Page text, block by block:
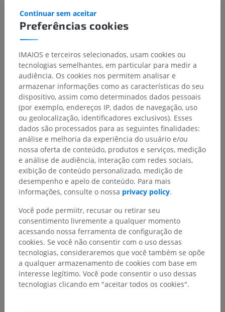
Hierarquia anatômica
Anatomia humana 2
Preferências cookies
Continuar sem aceitar
IMAIOS e terceiros selecionados, usam cookies ou
tecnologias semelhantes, em particular para medir a
audiência. Os cookies nos permitem analisar e
armazenar informações como as características do seu
dispositivo, assim como determinados dados pessoais
(por exemplo, endereços IP, dados de navegação, uso
ou geolocalização, identificadores exclusivos). Esses
dados são processados para as seguintes finalidades:
análise e melhoria da experiência do usuário e/ou
nossa oferta de conteúdo, produtos e serviços, medição
e análise de audiência, interação com redes sociais,
exibição de conteúdo personalizado, medição de
desempenho e apelo de conteúdo. Para mais
informações, consulte o nossa privacy policy.
Você pode permiitr, recusar ou retirar seu
consentimento livremente a qualquer momento
acessando nossa ferramenta de configuração de
cookies. Se você não consentir com o uso dessas
tecnologias, consideraremos que você também se opõe
a qualquer armazenamento de cookies com base em
interesse legítimo. Você pode consentir o uso dessas
tecnologias clicando em "aceitar todos os cookies".